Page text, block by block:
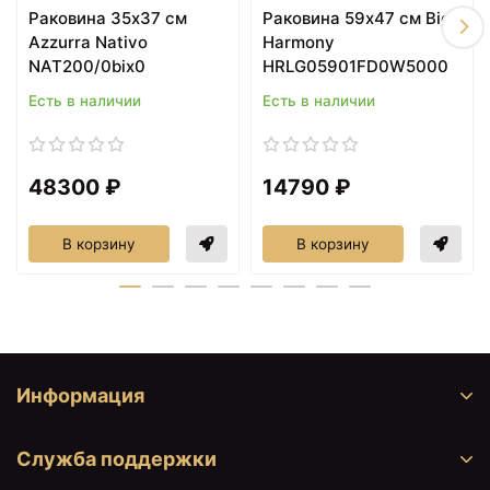
Бачок для унитаза
HEC009 01 00
Комплект механизма
Hermitage ACA00672
32851 ₽
Раковина 35х37 см
Azzurra Nativo
NAT200/0bix0
Есть в наличии
48300 ₽
В корзину
Раковина 59х47 см Bien
Harmony
HRLG05901FD0W5000
Есть в наличии
14790 ₽
В корзину
Информация
Служба поддержки